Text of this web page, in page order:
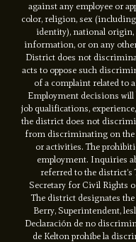
against any employee or
color, religion, sex
identity), national origin,
information, or on any
District does not
acts to oppose such
of a complaint related to
Employment decisions will
job qualifications,
the district does not
from discriminating on the
or activities. The
employment. Inquiries
referred to the
Secretary for Civil Rights
The district designates
Berry, Superintendent,
Declaración de no
de Kelton prohíbe la